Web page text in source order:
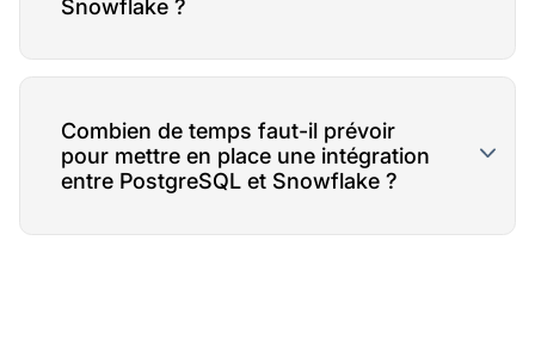
Snowflake ?
Combien de temps faut-il prévoir
pour mettre en place une intégration
entre PostgreSQL et Snowflake ?